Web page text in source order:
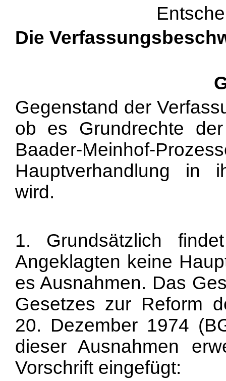
Die
Gegenstand der
ob es Grundrechte
Baader-Meinhof-
Hauptverhandlung in
wird.
1. Grundsätzlich
Angeklagten keine
es Ausnahmen. Das
Gesetzes zur Reform
20. Dezember 1974
dieser Ausnahmen
Vorschrift eingefügt: